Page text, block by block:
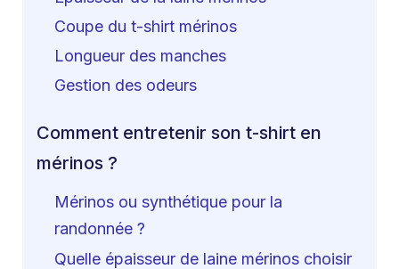
Coupe du t-shirt mérinos
Longueur des manches
Gestion des odeurs
Comment entretenir son t-shirt en
mérinos ?
Mérinos ou synthétique pour la
randonnée ?
Quelle épaisseur de laine mérinos choisir